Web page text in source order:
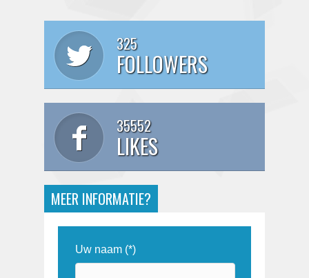
325
FOLLOWERS
35552
LIKES
MEER INFORMATIE?
Uw naam (*)